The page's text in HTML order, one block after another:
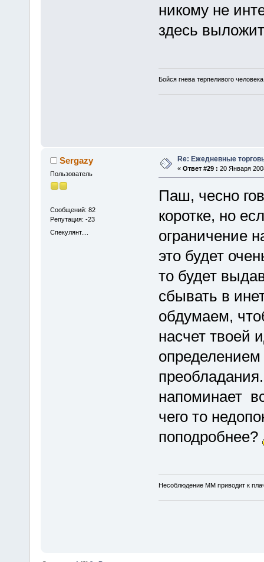
никому не
здесь
Бойся гнева терпеливого
Sergazy
Пользователь
Сообщений: 82
Репутация: -23
Спекулянт....
Re: Ежедневные
« Ответ #29 : 20 Января
Паш, чесно
коротке, но
ограничение
это будет
то будет
сбывать в
обдумаем,
насчет твоей
напоминает
чего то
поподробнее?
Несоблюдение ММ приводит к